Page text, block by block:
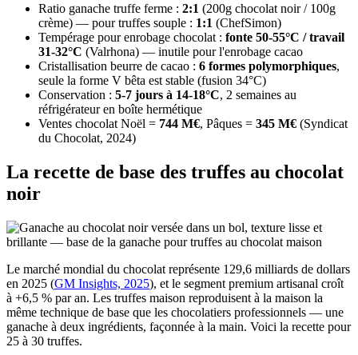
Ratio ganache truffe ferme : 2:1 (200g chocolat noir / 100g
crème) — pour truffes souple : 1:1 (ChefSimon)
Tempérage pour enrobage chocolat : fonte 50-55°C / travail
31-32°C (Valrhona) — inutile pour l'enrobage cacao
Cristallisation beurre de cacao : 6 formes polymorphiques,
seule la forme V bêta est stable (fusion 34°C)
Conservation : 5-7 jours à 14-18°C, 2 semaines au
réfrigérateur en boîte hermétique
Ventes chocolat Noël = 744 M€, Pâques = 345 M€ (Syndicat
du Chocolat, 2024)
La recette de base des truffes au chocolat
noir
Le marché mondial du chocolat représente 129,6 milliards de dollars
en 2025 (GM Insights, 2025), et le segment premium artisanal croît
à +6,5 % par an. Les truffes maison reproduisent à la maison la
même technique de base que les chocolatiers professionnels — une
ganache à deux ingrédients, façonnée à la main. Voici la recette pour
25 à 30 truffes.